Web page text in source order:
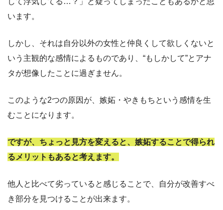
います。
しかし、それは自分以外の女性と仲良くして欲しくないと
いう主観的な感情によるものであり、“もしかして”とアナ
タが想像したことに過ぎません。
このような2つの原因が、嫉妬・やきもちという感情を生
むことになります。
ですが、ちょっと見方を変えると、嫉妬することで得られ
るメリットもあると考えます。
他人と比べて劣っていると感じることで、自分が改善すべ
き部分を見つけることが出来ます。